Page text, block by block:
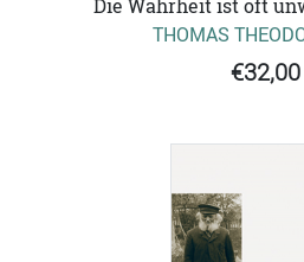
Die Wahrheit ist oft
THOMAS
€32,00